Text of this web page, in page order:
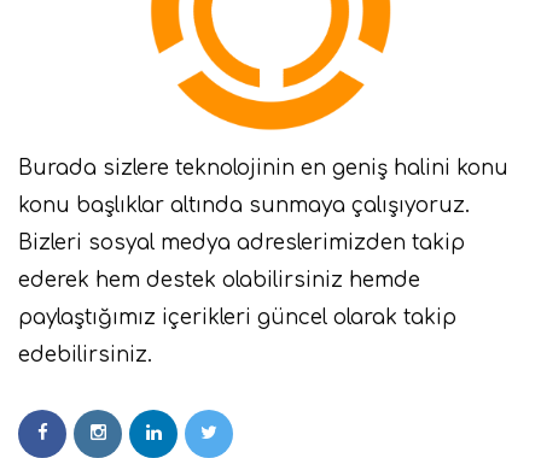
Burada sizlere teknolojinin en geniş halini konu
konu başlıklar altında sunmaya çalışıyoruz.
Bizleri sosyal medya adreslerimizden takip
ederek hem destek olabilirsiniz hemde
paylaştığımız içerikleri güncel olarak takip
edebilirsiniz.